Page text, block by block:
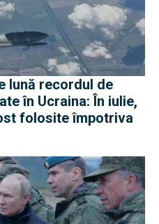
lună recordul de
în Ucraina: În iulie,
folosite împotriva